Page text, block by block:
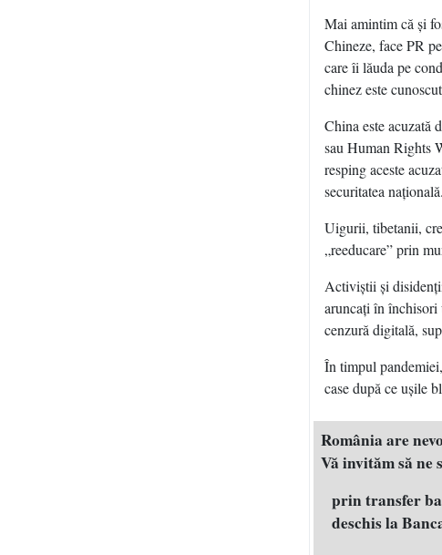
Mai amintim că şi
Chineze, face PR
care îi lăuda pe
chinez este
China este acuzată
sau Human Rights
resping aceste
securitatea naţională.
Uigurii, tibetanii,
„reeducare” prin
Activiştii şi
aruncaţi în închisori
cenzură digitală,
În timpul
case după ce uşile
România are
Vă invităm să
prin transfer
deschis la